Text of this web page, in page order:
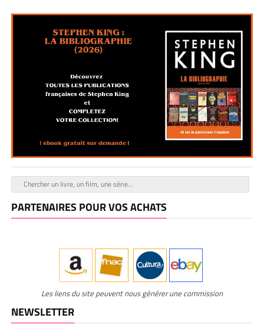
PARTENAIRES POUR VOS ACHATS
Les liens du site peuvent nous générer une commission
NEWSLETTER